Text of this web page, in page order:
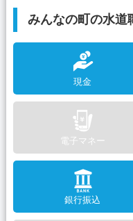
みんなの町の水道
現金
電子マネー
銀行振込